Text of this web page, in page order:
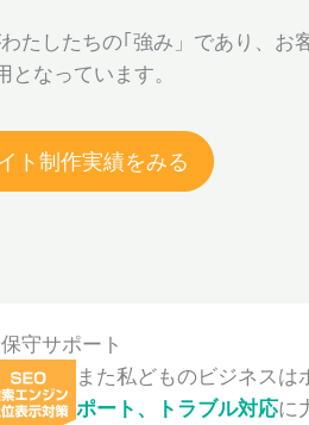
たしたちの｢強み」であり、お
なっています。
ト制作実績をみる
守サポート
また私どものビジネス
ポート、トラブル対応に